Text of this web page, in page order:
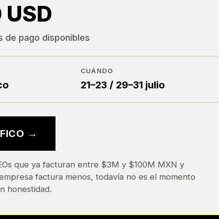
de pago disponibles
CUÁNDO
21–23 / 29–31 julio
→
que ya facturan entre $3M y $100M MXN y
factura menos, todavía no es el momento
honestidad.